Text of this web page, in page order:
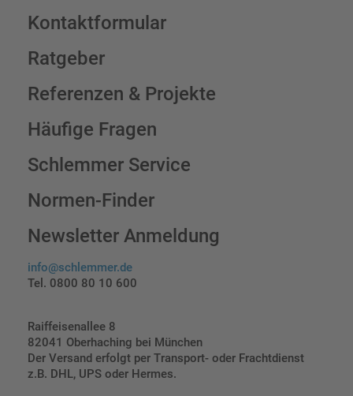
Kontaktformular
Ratgeber
Referenzen & Projekte
Häufige Fragen
Schlemmer Service
Normen-Finder
Newsletter Anmeldung
info@schlemmer.de
Tel. 0800 80 10 600
Raiffeisenallee 8
82041 Oberhaching bei München
Der Versand erfolgt per Transport- oder Frachtdienst
z.B. DHL, UPS oder Hermes.